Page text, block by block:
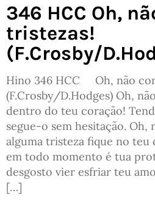
346 HCC Oh,
tristezas!
(F.Crosby/
Hino 346 HCC Oh, não
(F.Crosby/D.Hodges) Oh,
dentro do teu coração!
segue-o sem hesitação. Oh,
alguma tristeza fique no teu
em todo momento é tua
desgosto vier esfriar teu
[…]